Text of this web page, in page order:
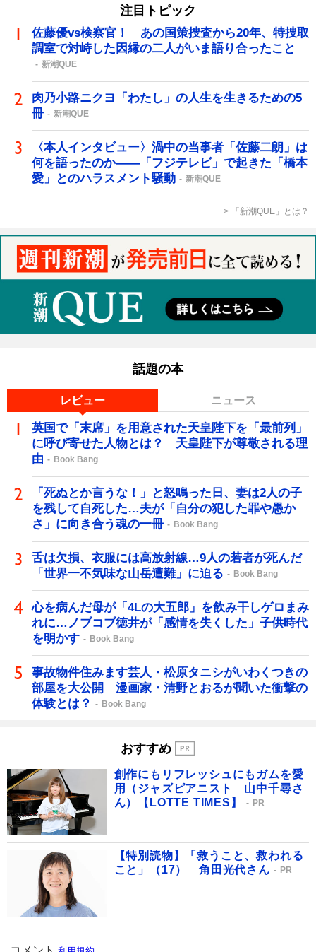
注目トピック
佐藤優vs検察官！ あの国策捜査から20年、特捜取
調室で対峙した因縁の二人がいま語り合ったこと
新潮QUE
肉乃小路ニクヨ「わたし」の人生を生きるための5
冊
新潮QUE
〈本人インタビュー〉渦中の当事者「佐藤二朗」は
何を語ったのか――「フジテレビ」で起きた「橋本
愛」とのハラスメント騒動
新潮QUE
「新潮QUE」とは？
話題の本
レビュー ニュース
英国で「末席」を用意された天皇陛下を「最前列」
に呼び寄せた人物とは？ 天皇陛下が尊敬される理
由
Book Bang
「死ぬとか言うな！」と怒鳴った日、妻は2人の子
を残して自死した…夫が「自分の犯した罪や愚か
さ」に向き合う魂の一冊
Book Bang
舌は欠損、衣服には高放射線…9人の若者が死んだ
「世界一不気味な山岳遭難」に迫る
Book Bang
心を病んだ母が「4Lの大五郎」を飲み干しゲロまみ
れに…ノブコブ徳井が「感情を失くした」子供時代
を明かす
Book Bang
事故物件住みます芸人・松原タニシがいわくつきの
部屋を大公開 漫画家・清野とおるが聞いた衝撃の
体験とは？
Book Bang
おすすめ
創作にもリフレッシュにもガムを愛
用（ジャズピアニスト 山中千尋さ
ん）【LOTTE TIMES】
PR
【特別読物】「救うこと、救われる
こと」（17） 角田光代さん
PR